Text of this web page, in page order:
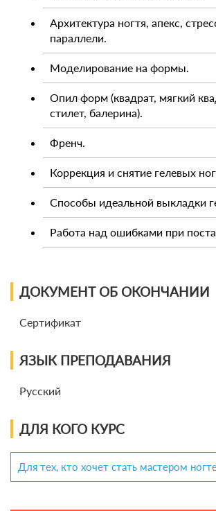
Архитектура ногтя, апекс,
параллели.
Моделирование на формы.
Опил форм (квадрат, мягкий
стилет, балерина).
Френч.
Коррекция и снятие гелевых
Способы идеальной выкладки
Работа над ошибками при
ДОКУМЕНТ ОБ ОКОНЧАНИИ
Сертификат
ЯЗЫК ПРЕПОДАВАНИЯ
Русский
ДЛЯ КОГО КУРС
Для тех, кто хочет стать мастером